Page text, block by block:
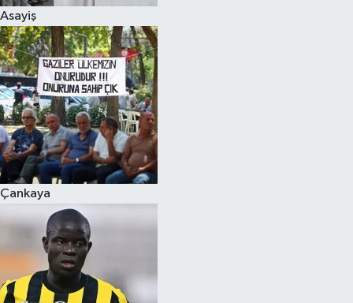
Asayiş
Çankaya